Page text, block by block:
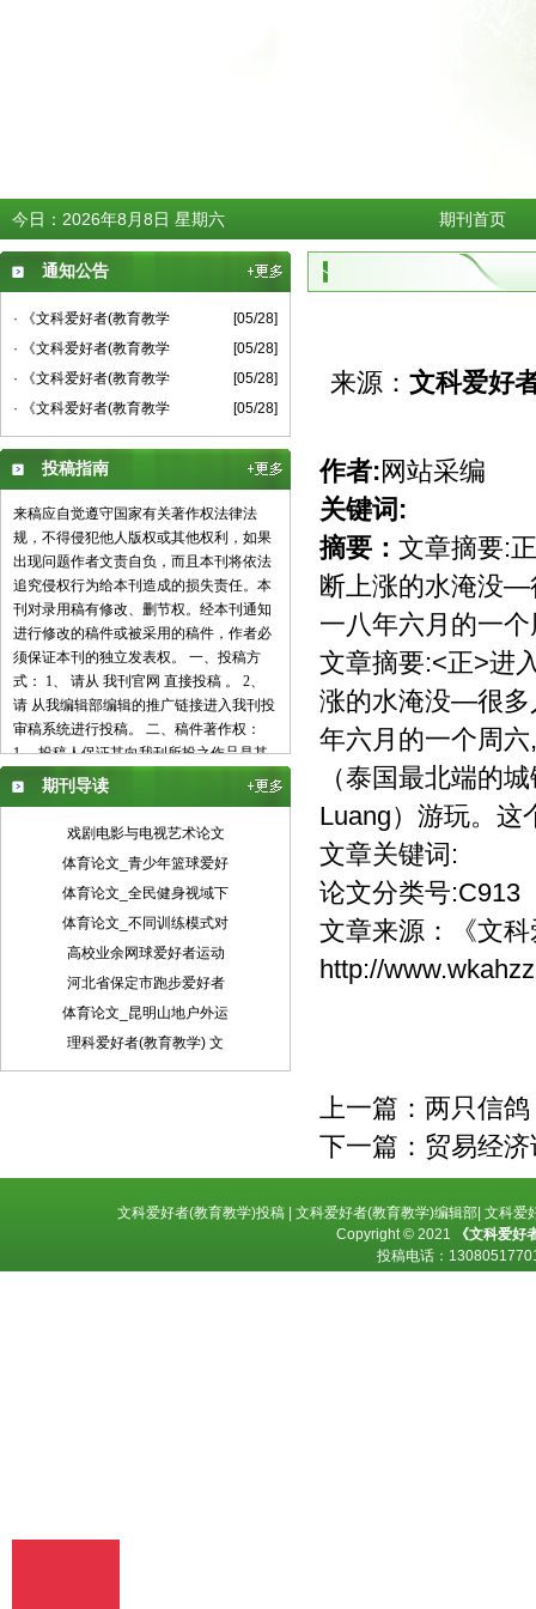
今日： 2026年8月8日 星期六 期刊首页
通知公告
· 《文科爱好者(教育教学
[05/28]
· 《文科爱好者(教育教学
[05/28]
· 《文科爱好者(教育教学
[05/28]
· 《文科爱好者(教育教学
[05/28]
投稿指南
来稿应自觉遵守国家有关著作权法律法
规，不得侵犯他人版权或其他权利，如果
出现问题作者文责自负，而且本刊将依法
追究侵权行为给本刊造成的损失责任。本
刊对录用稿有修改、删节权。经本刊通知
进行修改的稿件或被采用的稿件，作者必
须保证本刊的独立发表权。 一、投稿方
式： 1、 请从 我刊官网 直接投稿 。 2、
请 从我编辑部编辑的推广链接进入我刊投
审稿系统进行投稿。 二、稿件著作权：
1、 投稿人保证其向我刊所投之作品是其
本人或与他人合作创作之成果，或对所投
品提出可成立之权利主张。 2、 投稿人保
发表。 3、 投稿人保证其作品不含有违反
宪法、法律及损害社会公共利益之内容。
4、 投稿人向我刊所投之作品不得同时向
第三方投送，即不允许一稿多投。 5、 投
包括但不限于：通过网络向公众传播、复
制、摘编、表演、播放、展览、发行、摄
制电影、电视、录像制品、录制录音制
网站、媒体、组织不得转载、摘编其作
期刊导读
戏剧电影与电视艺术论文
体育论文_青少年篮球爱好
体育论文_全民健身视域下
体育论文_不同训练模式对
高校业余网球爱好者运动
河北省保定市跑步爱好者
体育论文_昆明山地户外运
理科爱好者(教育教学) 文
来源： 文科爱好
作者:网站采编
关键词:
摘要： 文章摘要:
断上涨的水淹没—
一八年六月的一
文章摘要:<正>进
涨的水淹没—很多
年六月的一个周
（泰国最北端的
Luang）游玩。这
文章关键词:
论文分类号:C913
文章来源：
《文
http://
上一篇： 两只信鸽
下一篇： 贸易经
文科爱好者(教育教学)投稿| 文科爱好者(教育教学)编辑部| 文科爱
Copyright © 2021
《文科爱好
投稿电话：